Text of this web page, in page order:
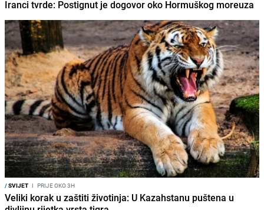
Iranci tvrde: Postignut je dogovor oko Hormuškog moreuza
/SVIJET I PRIJE OKO 3H
Veliki korak u zaštiti životinja: U Kazahstanu puštena u